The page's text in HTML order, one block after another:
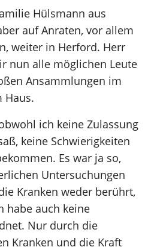
Hülsmann aus
auf Anraten, vor allem
weiter in Herford. Herr
nun alle möglichen Leute
Ansammlungen im
Haus.
ich keine Zulassung
keine Schwierigkeiten
Es war ja so,
Untersuchungen
Kranken weder berührt,
habe auch keine
Nur durch die
Kranken und die Kraft